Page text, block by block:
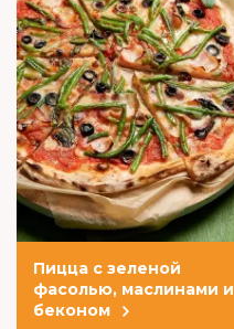
Пицца с зеленой
фасолью, маслинами и
беконом